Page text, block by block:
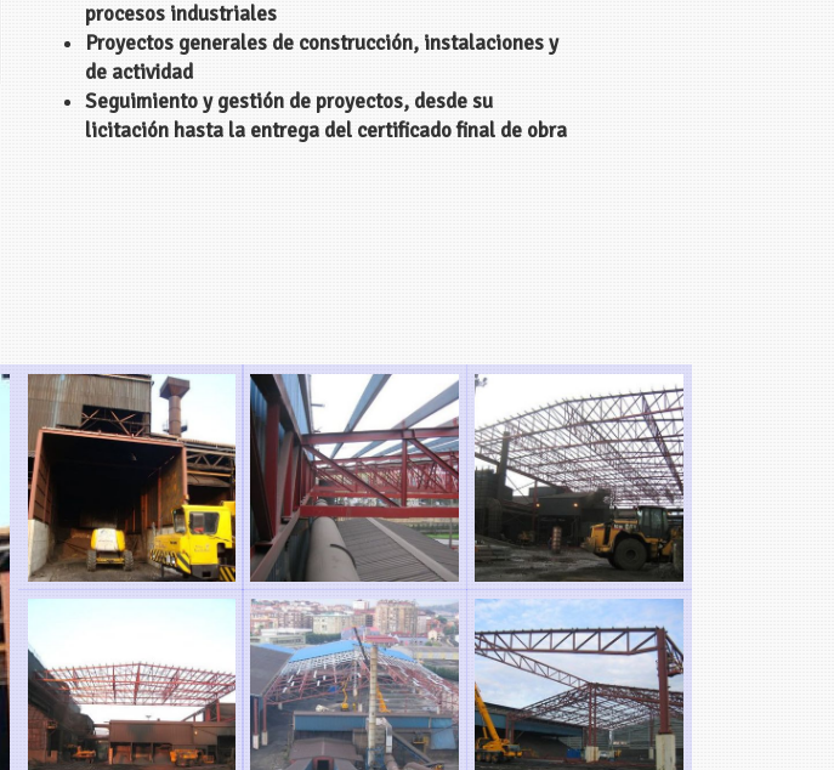
procesos industriales
Proyectos generales de construcción, instalaciones y
de actividad
Seguimiento y gestión de proyectos, desde su
licitación hasta la entrega del certificado final de obra